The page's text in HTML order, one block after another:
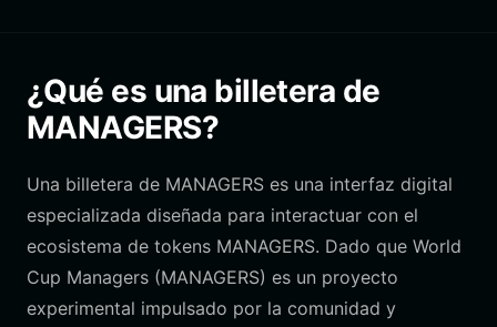
¿Qué es una billetera de
MANAGERS?
Una billetera de MANAGERS es una interfaz digital
especializada diseñada para interactuar con el
ecosistema de tokens MANAGERS. Dado que World
Cup Managers (MANAGERS) es un proyecto
experimental impulsado por la comunidad y